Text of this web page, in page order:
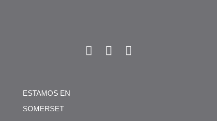
ESTAMOS EN
SOMERSET